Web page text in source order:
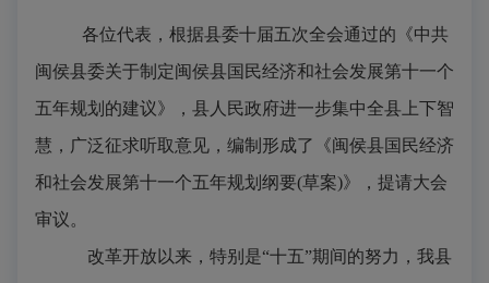
各位代表，根据县委十届五次全会通过的《中共
闽侯县委关于制定闽侯县国民经济和社会发展第十一个
五年规划的建议》，县人民政府进一步集中全县上下智
慧，广泛征求听取意见，编制形成了《闽侯县国民经济
和社会发展第十一个五年规划纲要(草案)》，提请大会
审议。
改革开放以来，特别是“十五”期间的努力，我县